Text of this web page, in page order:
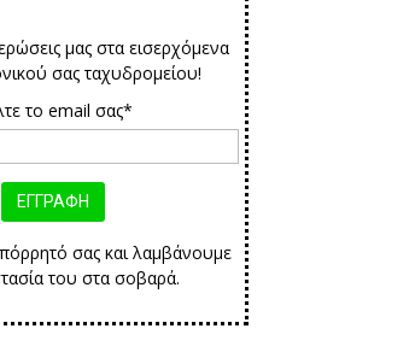
μας στα εισερχόμενα
σας ταχυδρομείου!
το email σας*
σας και λαμβάνουμε
του στα σοβαρά.